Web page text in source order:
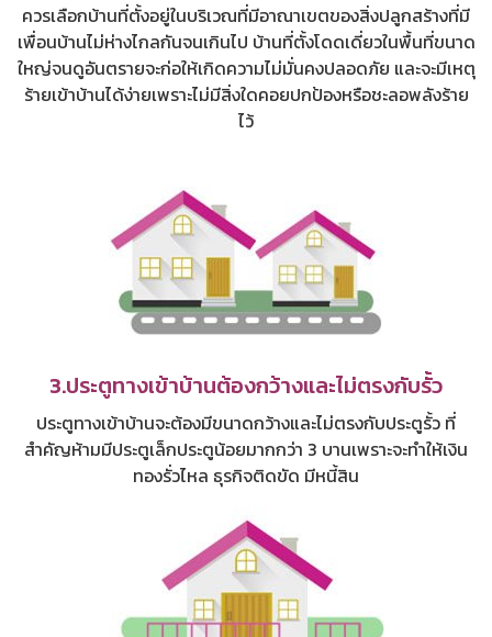
ควรเลือกบ้านที่ตั้งอยู่ในบริเวณที่มีอาณาเขตของสิ่งปลูกสร้างที่มี
เพื่อนบ้านไม่ห่างไกลกันจนเกินไป บ้านที่ตั้งโดดเดี่ยวในพื้นที่ขนาด
ใหญ่จนดูอันตรายจะก่อให้เกิดความไม่มั่นคงปลอดภัย และจะมีเหตุ
ร้ายเข้าบ้านได้ง่ายเพราะไม่มีสิ่งใดคอยปกป้องหรือชะลอพลังร้าย
ไว้
3.ประตูทางเข้าบ้านต้องกว้างและไม่ตรงกับรั้ว
ประตูทางเข้าบ้านจะต้องมีขนาดกว้างและไม่ตรงกับประตูรั้ว ที่
สำคัญห้ามมีประตูเล็กประตูน้อยมากกว่า 3 บานเพราะจะทำให้เงิน
ทองรั่วไหล ธุรกิจติดขัด มีหนี้สิน